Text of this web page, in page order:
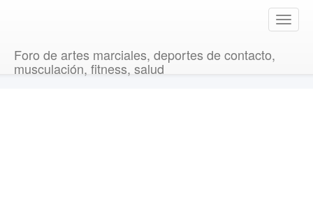
T
o
Foro de artes marciales, deportes de contacto,
musculación, fitness, salud